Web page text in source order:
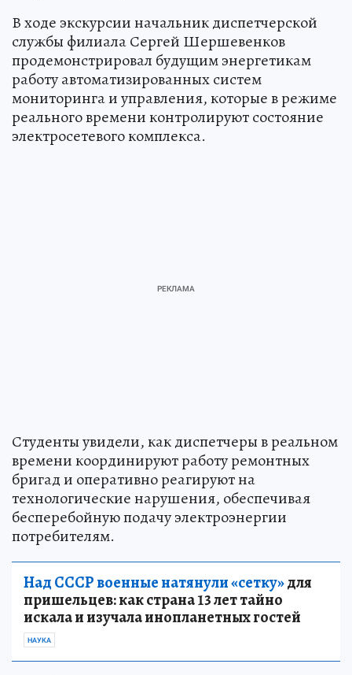
В ходе экскурсии начальник диспетчерской
службы филиала Сергей Шершевенков
продемонстрировал будущим энергетикам
работу автоматизированных систем
мониторинга и управления, которые в режиме
реального времени контролируют состояние
электросетевого комплекса.
Студенты увидели, как диспетчеры в реальном
времени координируют работу ремонтных
бригад и оперативно реагируют на
технологические нарушения, обеспечивая
бесперебойную подачу электроэнергии
потребителям.
Над СССР военные натянули «сетку»для
пришельцев: как страна 13 лет тайно
искала и изучала инопланетных гостей
НАУКА